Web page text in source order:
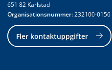
651 82 Karlstad
Organisationsnummer: 232100-0156
Fler kontaktuppgifter